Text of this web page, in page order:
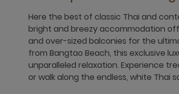
Here the best of classic Thai and
bright and breezy accommodation
and over-sized balconies for the
from Bangtao Beach, this exclusive
unparalleled relaxation. Experience
or walk along the endless, white Thai